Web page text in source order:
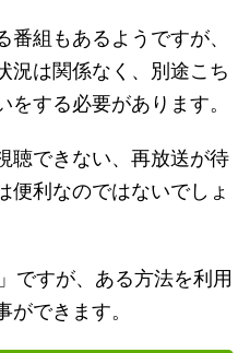
番組もあるようですが、
況は関係なく、別途こち
する必要があります。
聴できない、再放送が待
便利なのではないでしょ
ですが、ある方法を利用
できます。